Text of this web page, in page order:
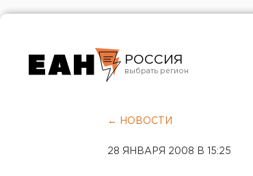
РОССИЯ
Челябинск
← НОВОСТИ
28 ЯНВАРЯ 2008 В 15:25